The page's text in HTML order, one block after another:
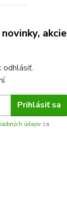
akcie
odhlásiť.
Prihlásiť sa
údajov za